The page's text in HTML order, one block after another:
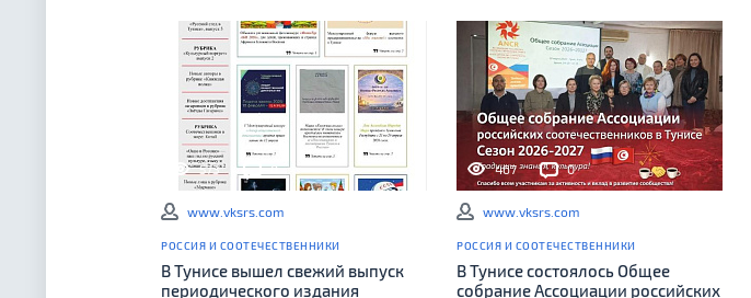
573 0
www.vksrs.com
РОССИЯ И СООТЕЧЕСТВЕННИКИ
В Тунисе вышел свежий выпуск
периодического издания
467 0
www.vksrs.com
РОССИЯ И СООТЕЧЕСТВЕННИКИ
В Тунисе состоялось Общее
собрание Ассоциации российских